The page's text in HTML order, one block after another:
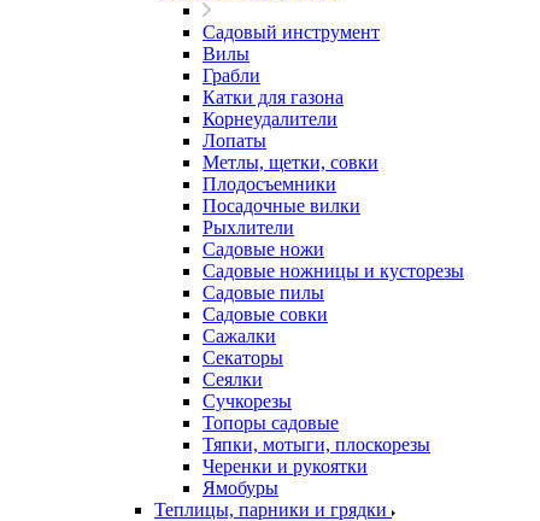
Садовый инструмент
Вилы
Грабли
Катки для газона
Корнеудалители
Лопаты
Метлы, щетки, совки
Плодосъемники
Посадочные вилки
Рыхлители
Садовые ножи
Садовые ножницы и кусторезы
Садовые пилы
Садовые совки
Сажалки
Секаторы
Сеялки
Сучкорезы
Топоры садовые
Тяпки, мотыги, плоскорезы
Черенки и рукоятки
Ямобуры
Теплицы, парники и грядки